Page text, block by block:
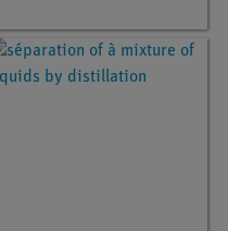
de congélation
(cryoscopie)